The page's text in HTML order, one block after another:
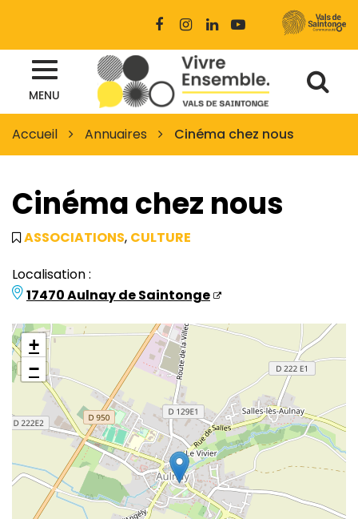
Lien
compte
Facebook
Lien
le
compte
Instagram
Lien
le
compte
Linkedin
chaîne
Youtube
MENU Site
officiel
des
Vals
de
à
Accueil Annuaires Cinéma chez nous
Cinéma chez nous
ASSOCIATIONS, CULTURE
Localisation :
17470 Aulnay de Saintonge
+
−